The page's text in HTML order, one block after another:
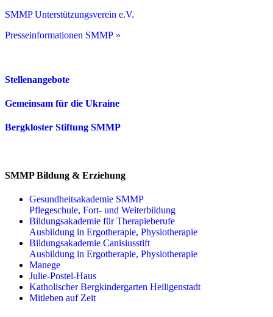
SMMP Unterstützungsverein e.V.
Presseinformationen SMMP »
Stellenangebote
Gemeinsam für die Ukraine
Bergkloster Stiftung SMMP
SMMP Bildung & Erziehung
Gesundheitsakademie SMMP
Pflegeschule, Fort- und Weiterbildung
Bildungsakademie für Therapieberufe
Ausbildung in Ergotherapie, Physiotherapie
Bildungsakademie Canisiusstift
Ausbildung in Ergotherapie, Physiotherapie
Manege
Julie-Postel-Haus
Katholischer Bergkindergarten Heiligenstadt
Mitleben auf Zeit